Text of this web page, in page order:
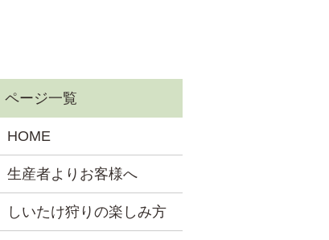
HOME
生産者よりお客様へ
しいたけ狩りの楽しみ方